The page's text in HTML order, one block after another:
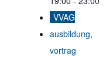
VVAG
ausbildung,
vortrag